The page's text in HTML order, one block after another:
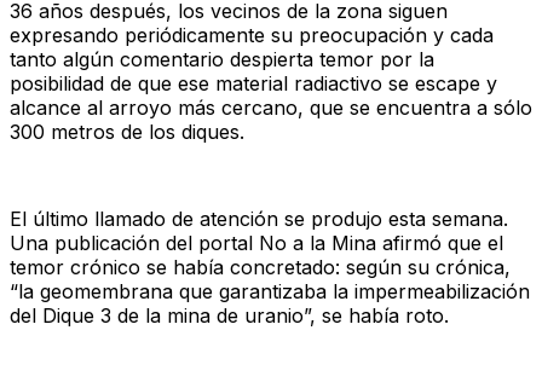
36 años después, los vecinos de la zona siguen
expresando periódicamente su preocupación y cada
tanto algún comentario despierta temor por la
posibilidad de que ese material radiactivo se escape y
alcance al arroyo más cercano, que se encuentra a sólo
300 metros de los diques.
El último llamado de atención se produjo esta semana.
Una publicación del portal No a la Mina afirmó que el
temor crónico se había concretado: según su crónica,
“la geomembrana que garantizaba la impermeabilización
del Dique 3 de la mina de uranio”, se había roto.